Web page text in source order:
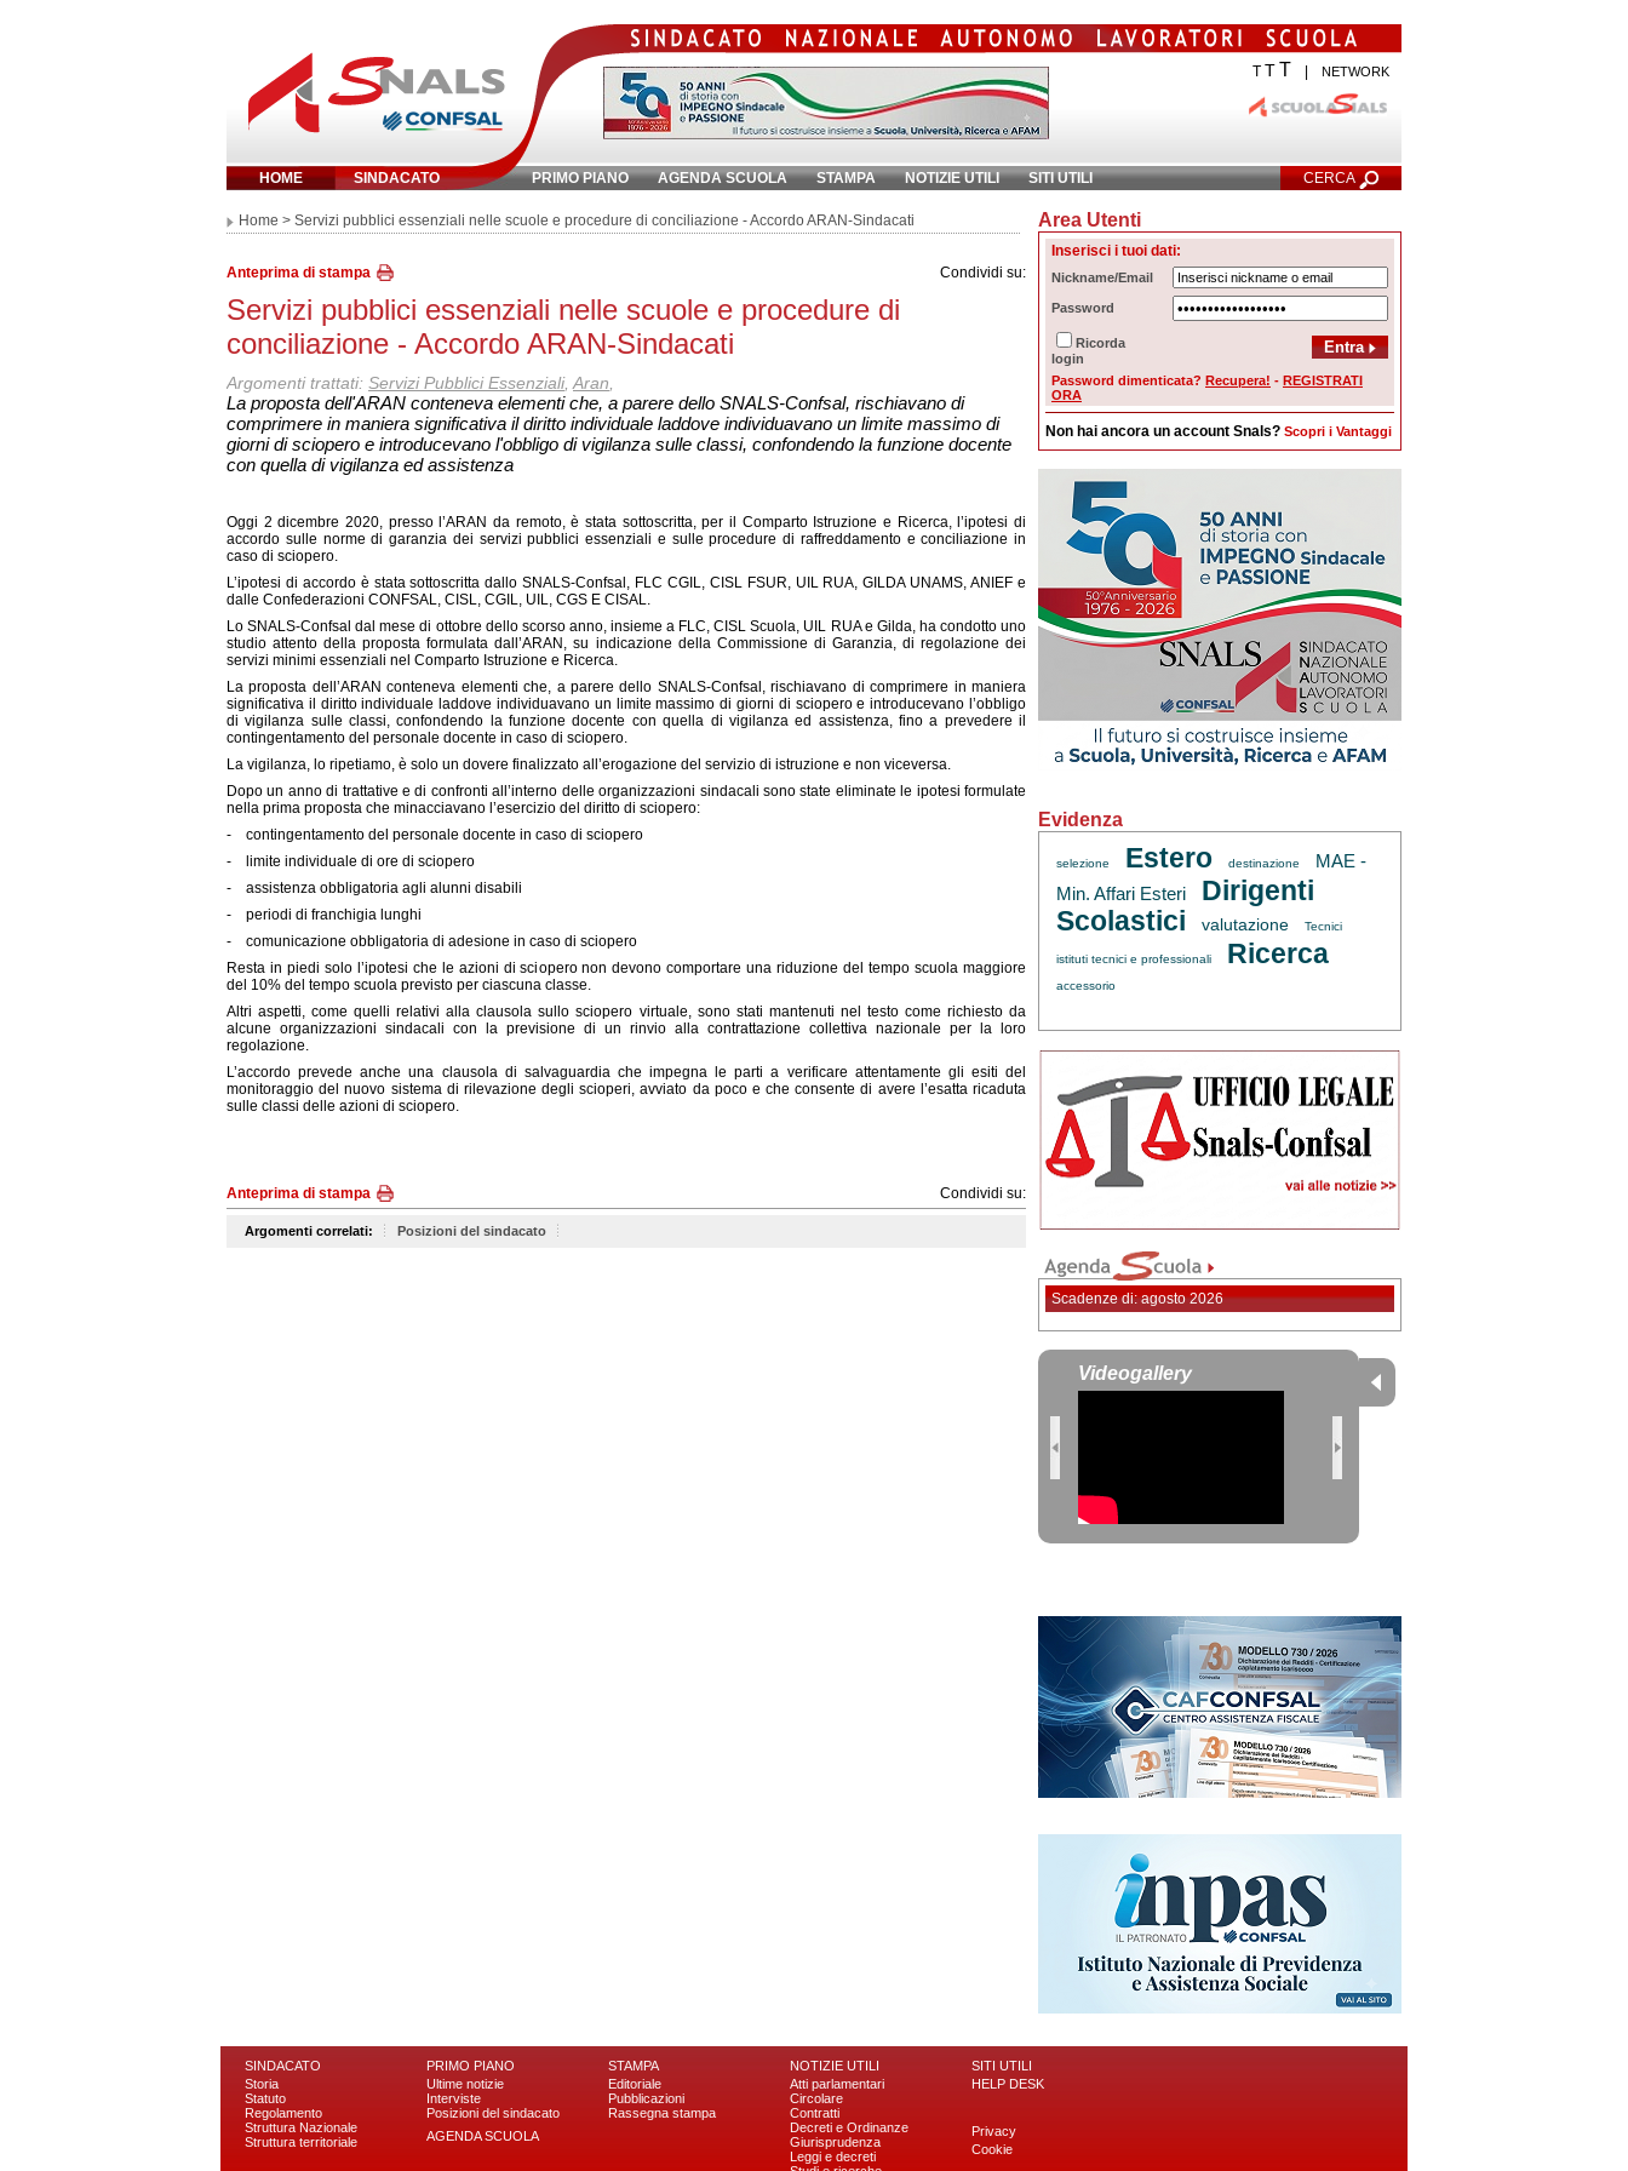
T TT NETWORK
HOME SINDACATO PRIMO PIANO AGENDA SCUOLA STAMPA NOTIZIE UTILI SITI UTILI CERCA
Inserisci parola chiave: Ricerca Avanzata
Home > Servizi pubblici essenziali nelle scuole e procedure di conciliazione - Accordo ARAN-Sindacati
Anteprima di stampa Condividi su:
Servizi pubblici essenziali nelle scuole e procedure di
conciliazione - Accordo ARAN-Sindacati
Argomenti trattati: Servizi Pubblici Essenziali, Aran
La proposta dell'ARAN conteneva elementi che, a parere dello SNALS-Confsal, rischiavano di
comprimere in maniera significativa il diritto individuale laddove individuavano un limite massimo di
giorni di sciopero e introducevano l'obbligo di vigilanza sulle classi, confondendo la funzione docente
con quella di vigilanza ed assistenza
Oggi 2 dicembre 2020, presso l’ARAN da remoto, è stata sottoscritta, per il Comparto Istruzione e Ricerca, l’ipotesi di
accordo sulle norme di garanzia dei servizi pubblici essenziali e sulle procedure di raffreddamento e conciliazione in
caso di sciopero.
L’ipotesi di accordo è stata sottoscritta dallo SNALS-Confsal, FLC CGIL, CISL FSUR, UIL RUA, GILDA UNAMS, ANIEF e
dalle Confederazioni CONFSAL, CISL, CGIL, UIL, CGS E CISAL.
Lo SNALS-Confsal dal mese di ottobre dello scorso anno, insieme a FLC, CISL Scuola, UIL RUA e Gilda, ha condotto uno
studio attento della proposta formulata dall’ARAN, su indicazione della Commissione di Garanzia, di regolazione dei
servizi minimi essenziali nel Comparto Istruzione e Ricerca.
La proposta dell’ARAN conteneva elementi che, a parere dello SNALS-Confsal, rischiavano di comprimere in maniera
significativa il diritto individuale laddove individuavano un limite massimo di giorni di sciopero e introducevano l’obbligo
di vigilanza sulle classi, confondendo la funzione docente con quella di vigilanza ed assistenza, fino a prevedere il
contingentamento del personale docente in caso di sciopero.
La vigilanza, lo ripetiamo, è solo un dovere finalizzato all’erogazione del servizio di istruzione e non viceversa.
Dopo un anno di trattative e di confronti all’interno delle organizzazioni sindacali sono state eliminate le ipotesi formulate
nella prima proposta che minacciavano l’esercizio del diritto di sciopero:
- contingentamento del personale docente in caso di sciopero
- limite individuale di ore di sciopero
- assistenza obbligatoria agli alunni disabili
- periodi di franchigia lunghi
- comunicazione obbligatoria di adesione in caso di sciopero
Resta in piedi solo l’ipotesi che le azioni di sciopero non devono comportare una riduzione del tempo scuola maggiore
del 10% del tempo scuola previsto per ciascuna classe.
Altri aspetti, come quelli relativi alla clausola sullo sciopero virtuale, sono stati mantenuti nel testo come richiesto da
alcune organizzazioni sindacali con la previsione di un rinvio alla contrattazione collettiva nazionale per la loro
regolazione.
L’accordo prevede anche una clausola di salvaguardia che impegna le parti a verificare attentamente gli esiti del
monitoraggio del nuovo sistema di rilevazione degli scioperi, avviato da poco e che consente di avere l’esatta ricaduta
sulle classi delle azioni di sciopero.
Anteprima di stampa Condividi su:
Argomenti correlati: Posizioni del sindacato
Area Utenti
Inserisci i tuoi dati:
Nickname/Email
Password
Ricorda
login
Password dimenticata? Recupera! - REGISTRATI
ORA
Non hai ancora un account Snals? Scopri i Vantaggi
Evidenza
selezione Estero destinazione
MAE -
Min. Affari Esteri
Dirigenti
Scolastici
valutazione Tecnici
istituti tecnici e professionali Ricerca
accessorio
Scadenze di: agosto 2026
Videogallery
SINDACATO
Storia
Statuto
Regolamento
Struttura Nazionale
Struttura territoriale
PRIMO PIANO
Ultime notizie
Interviste
Posizioni del sindacato
AGENDA SCUOLA
STAMPA
Editoriale
Pubblicazioni
Rassegna stampa
NOTIZIE UTILI
Atti parlamentari
Circolare
Contratti
Decreti e Ordinanze
Giurisprudenza
Leggi e decreti
SITI UTILI
HELP DESK
Privacy
Cookie